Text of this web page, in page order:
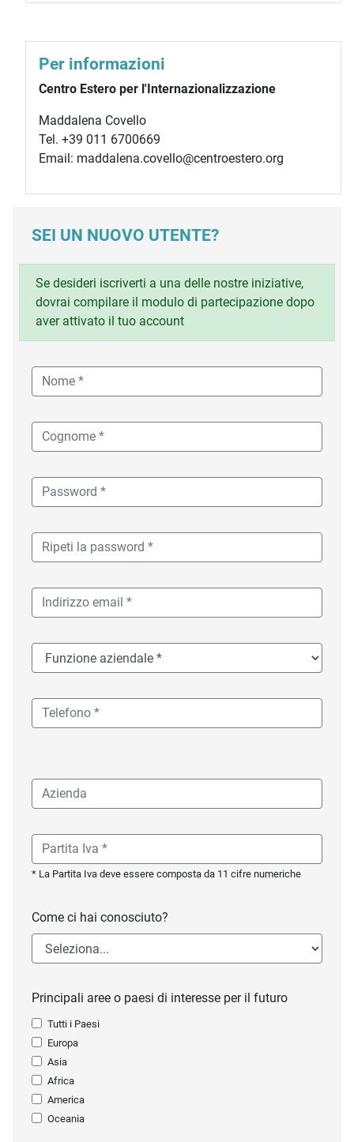
Per informazioni
Centro Estero per l'Internazionalizzazione
Maddalena Covello
Tel. +39 011 6700669
Email: maddalena.covello@centroestero.org
SEI UN NUOVO UTENTE?
Se desideri iscriverti a una delle nostre iniziative,
dovrai compilare il modulo di partecipazione dopo
aver attivato il tuo account
* La Partita Iva deve essere composta da 11 cifre numeriche
Come ci hai conosciuto?
Principali aree o paesi di interesse per il futuro
Tutti i Paesi
Europa
Asia
Africa
America
Oceania